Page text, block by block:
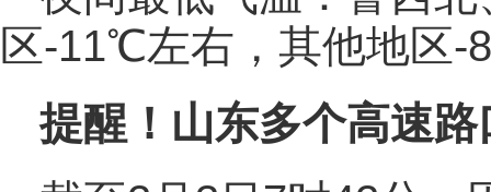
区-11℃左右，其他地区-
提醒！山东多个高速